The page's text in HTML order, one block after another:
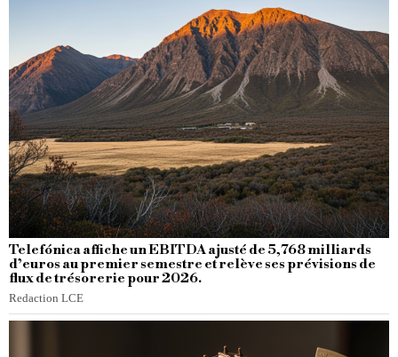
Telefónica affiche un EBITDA ajusté de 5,768 milliards
d’euros au premier semestre et relève ses prévisions de
flux de trésorerie pour 2026.
Redaction LCE